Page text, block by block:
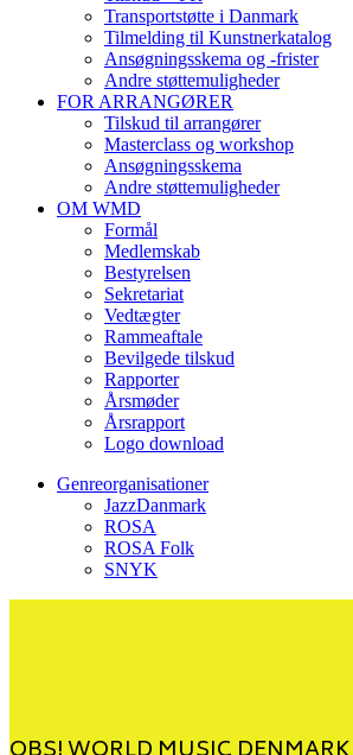
Transportstøtte i Danmark
Tilmelding til Kunstnerkatalog
Ansøgningsskema og -frister
Andre støttemuligheder
FOR ARRANGØRER
Tilskud til arrangører
Masterclass og workshop
Ansøgningsskema
Andre støttemuligheder
OM WMD
Formål
Medlemskab
Bestyrelsen
Sekretariat
Vedtægter
Rammeaftale
Bevilgede tilskud
Rapporter
Årsmøder
Årsrapport
Logo download
Genreorganisationer
JazzDanmark
ROSA
ROSA Folk
SNYK